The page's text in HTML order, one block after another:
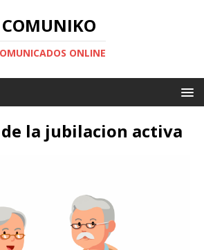
COMUNIKO
ONLINE
la jubilacion activa